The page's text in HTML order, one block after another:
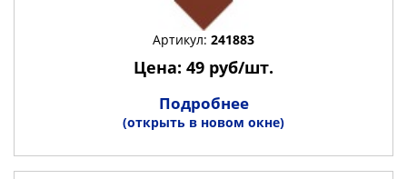
Артикул: 241883
Цена: 49 руб/шт.
Подробнее
(открыть в новом окне)